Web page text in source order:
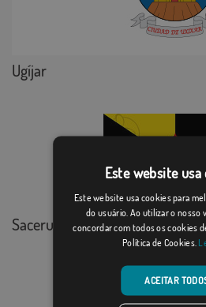
Ugíjar
Saceruela
Este website usa
Este website usa cookies para
do usuário. Ao utilizar o nosso
concordar com todos os cookies
Política de Cookies.
ACEITAR